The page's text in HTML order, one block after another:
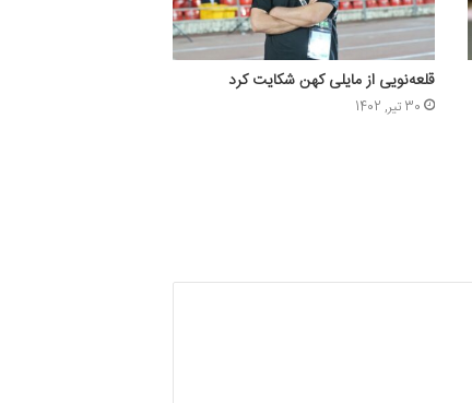
قلعه‌نویی از مایلی کهن شکایت کرد
30 تیر, 1402